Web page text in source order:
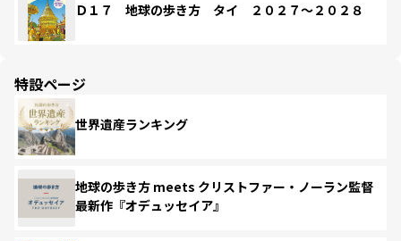
Ｄ１７ 地球の歩き方 タイ ２０２７～２０２８
特設ページ
世界遺産ランキング
地球の歩き方 meets クリストファー・ノーラン監督
最新作『オデュッセイア』